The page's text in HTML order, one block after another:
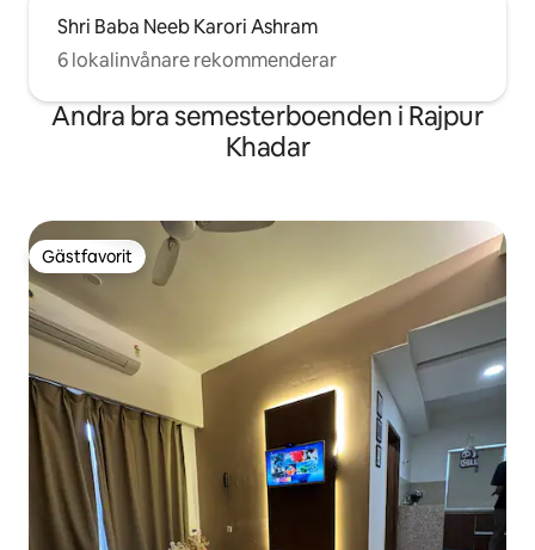
Shri Baba Neeb Karori Ashram
6 lokalinvånare rekommenderar
Andra bra semesterboenden i Rajpur
Khadar
Gästfavorit
Gästfavorit